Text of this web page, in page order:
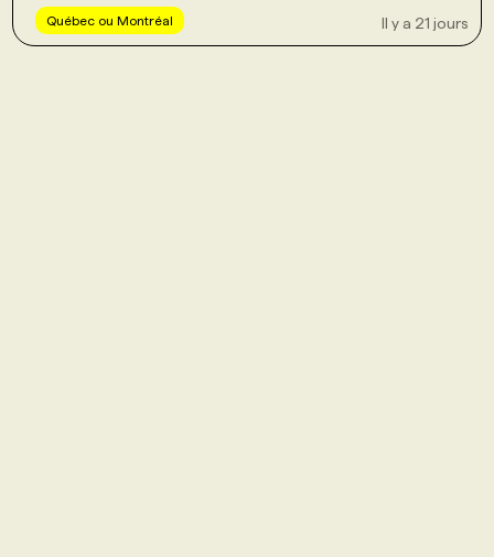
PROGRAMMES DE SUBVENTIONS
Québec ou Montréal Il y a 21 jours